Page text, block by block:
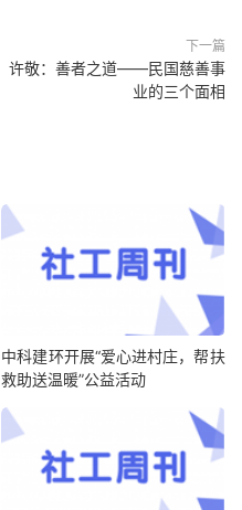
下一篇
许敬：善者之道——民国慈善事
业的三个面相
中科建环开展“爱心进村庄，帮扶
救助送温暖”公益活动